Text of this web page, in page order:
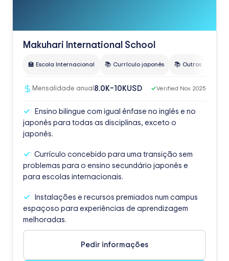
Makuhari International School
🏫 Escola Internacional 📚 Currículo japonês 📚 Outros
Mensalidade anual 8.0K–10KUSD ✓Verified Nov 2025
Ensino bilingue com igual ênfase no inglês e no
japonês para todas as disciplinas, exceto o
japonês.
Currículo concebido para uma transição sem
problemas para o ensino secundário japonês e
para escolas internacionais.
Instalações e recursos premiados num campus
espaçoso para experiências de aprendizagem
melhoradas.
Pedir informações